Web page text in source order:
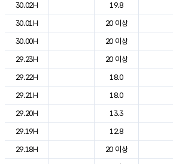
30.02H
19.8
30.01H
20 이상
30.00H
20 이상
29.23H
20 이상
29.22H
18.0
29.21H
18.0
29.20H
13.3
29.19H
12.8
29.18H
20 이상